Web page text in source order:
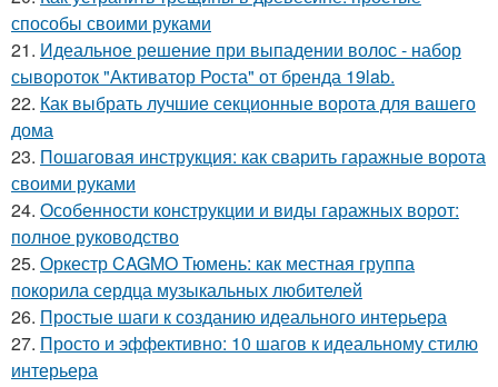
способы своими руками
21. Идеальное решение при выпадении волос - набор
сывороток "Активатор Роста" от бренда 19lab.
22. Как выбрать лучшие секционные ворота для вашего
дома
23. Пошаговая инструкция: как сварить гаражные ворота
своими руками
24. Особенности конструкции и виды гаражных ворот:
полное руководство
25. Оркестр CAGMO Тюмень: как местная группа
покорила сердца музыкальных любителей
26. Простые шаги к созданию идеального интерьера
27. Просто и эффективно: 10 шагов к идеальному стилю
интерьера